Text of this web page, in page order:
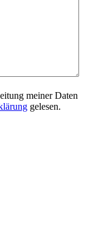
meiner Daten
gelesen.